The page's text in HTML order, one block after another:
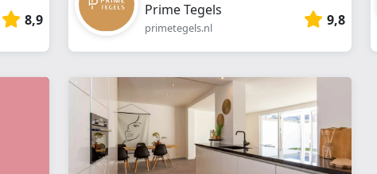
8,9
Prime Tegels
primetegels.nl 9,8